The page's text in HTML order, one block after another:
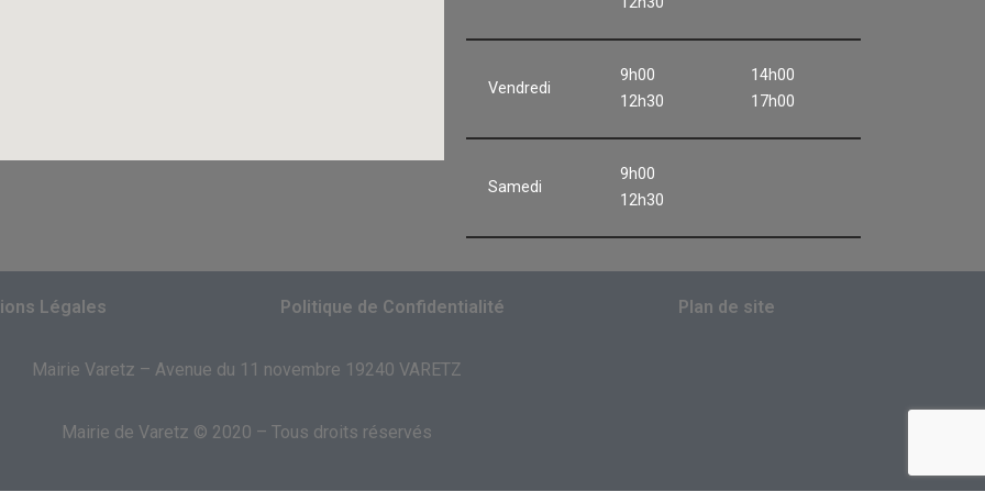
Vendredi
9h00
12h30
14h00
17h00
Samedi
9h00
12h30
Légales Politique de Confidentialité Plan de site
Mairie Varetz – Avenue du 11 novembre 19240 VARETZ
Mairie de Varetz © 2020 – Tous droits réservés